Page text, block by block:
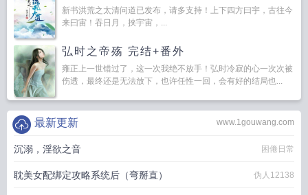
新书洪荒之太清问道已发布，请多支持！上下四方曰宇，古往今
来曰宙！吞日月，挟宇宙，...
弘时之帝殇 完结+番外
雍正上一世错过了，这一次我绝不放手！弘时冷寂的心一次次被
伤透，最终还是无法放下，也许任性一回，会有好的结局也...
www.1gouwang.com
最新更新
沉溺，淫欲之音 困倦日常
耽美女配绑定攻略系统后（弯掰直） 伪人12138